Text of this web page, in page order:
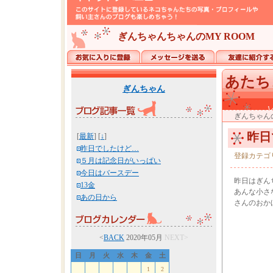
ぎんちゃんちゃんのMY ROOM
ぎんちゃん
[最新] [↓]
昨日でしたけど…
５月は記念日がいっぱい
今日はバースデー
13金
あの日から
<BACK 2020年05月 NEXT>
日 月 火 水 木 金 土
1 2
あた
ぎんちゃ
昨
登録カテゴ
昨日はぎん
あんな小さ
さんのお